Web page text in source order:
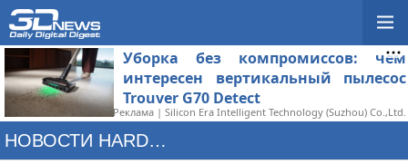
Уборка без компромиссов: чем
интересен вертикальный пылесос
Trouver G70 Detect
Реклама | Silicon Era Intelligent Technology (Suzhou) Co.,Ltd.
НОВОСТИ HARDWARE